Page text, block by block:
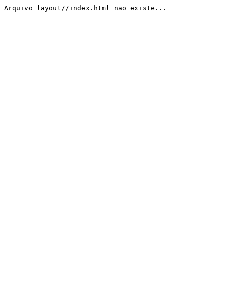
Arquivo layout//index.html nao existe...